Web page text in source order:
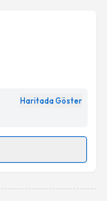
Haritada Göster